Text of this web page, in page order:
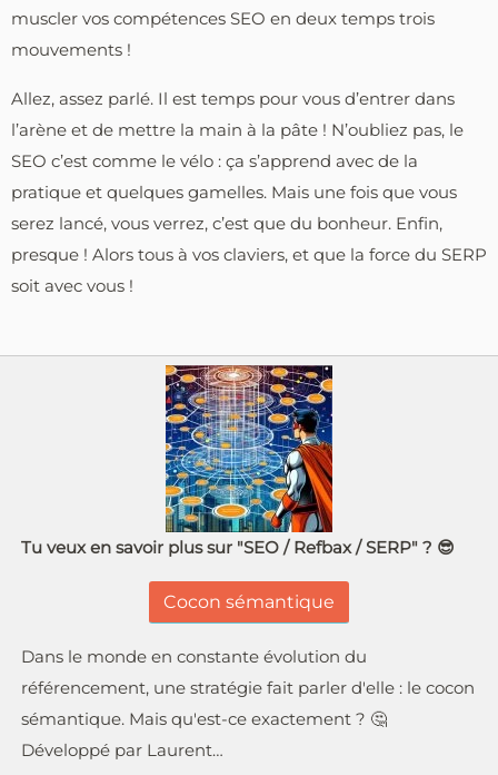
muscler vos compétences SEO en deux temps trois
mouvements !
Allez, assez parlé. Il est temps pour vous d’entrer dans
l’arène et de mettre la main à la pâte ! N’oubliez pas, le
SEO c’est comme le vélo : ça s’apprend avec de la
pratique et quelques gamelles. Mais une fois que vous
serez lancé, vous verrez, c’est que du bonheur. Enfin,
presque ! Alors tous à vos claviers, et que la force du SERP
soit avec vous !
Tu veux en savoir plus sur "SEO / Refbax / SERP" ? 😎
Cocon sémantique
Dans le monde en constante évolution du
référencement, une stratégie fait parler d'elle : le cocon
sémantique. Mais qu'est-ce exactement ? 🤔
Développé par Laurent…